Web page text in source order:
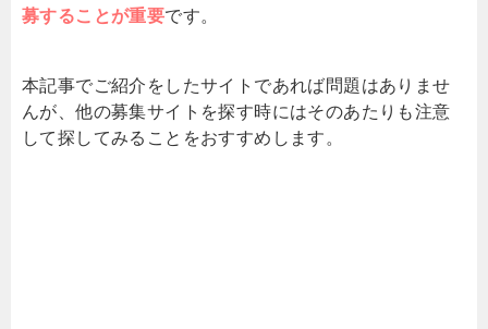
募することが重要です。
本記事でご紹介をしたサイトであれば問題はありませ
んが、他の募集サイトを探す時にはそのあたりも注意
して探してみることをおすすめします。